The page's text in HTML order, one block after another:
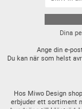
Dina
Ange din e-
Du kan när som helst
Hos Miwo Design
erbjuder ett sortiment